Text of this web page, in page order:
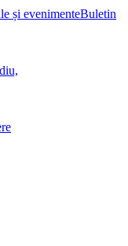
și evenimenteBuletin